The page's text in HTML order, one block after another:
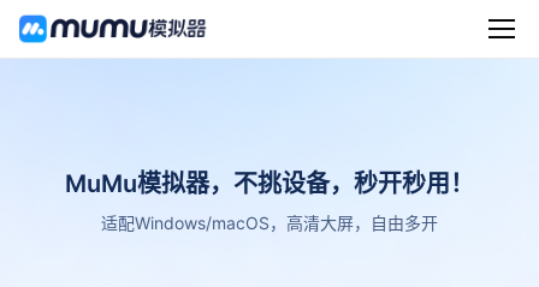
MuMu模拟器，不挑设备，秒开秒用！
适配Windows/macOS，高清大屏，自由多开